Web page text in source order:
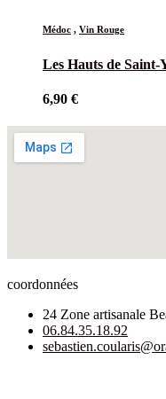
Médoc , Vin Rouge
Les Hauts de Saint-
6,90 €
coordonnées
24 Zone artisanale
06.84.35.18.92